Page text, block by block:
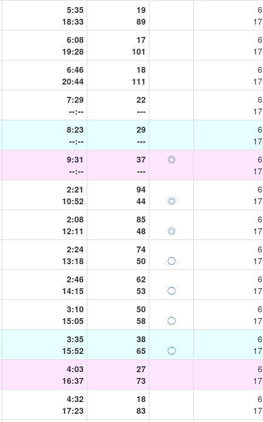
5:35
18:33
19
89
6:08
19:28
17
101
6:46
20:44
18
111
7:29
--:--
22
---
8:23
--:--
29
---
9:31
--:--
37
---
◎
2:21
10:52
94
44
◎
2:08
12:11
85
48
◎
2:24
13:18
74
50
◯
2:46
14:15
62
53
◯
3:10
15:05
50
58
◯
3:35
15:52
38
65
◯
4:03
16:37
27
73
4:32
17:23
18
83